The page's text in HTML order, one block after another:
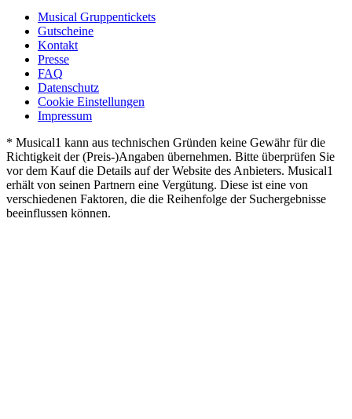
Musical Gruppentickets
Gutscheine
Kontakt
Presse
FAQ
Datenschutz
Cookie Einstellungen
Impressum
* Musical1 kann aus technischen Gründen keine Gewähr für die
Richtigkeit der (Preis-)Angaben übernehmen. Bitte überprüfen Sie
vor dem Kauf die Details auf der Website des Anbieters. Musical1
erhält von seinen Partnern eine Vergütung. Diese ist eine von
verschiedenen Faktoren, die die Reihenfolge der Suchergebnisse
beeinflussen können.